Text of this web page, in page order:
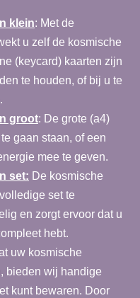
klein: Met de
u zelf de kosmische
(keycard) kaarten zijn
te houden, of bij u te
groot: De grote (a4)
gaan staan, of een
mee te geven.
set: De kosmische
set te
en zorgt ervoor dat u
hebt.
uw kosmische
bieden wij handige
kunt bewaren. Door